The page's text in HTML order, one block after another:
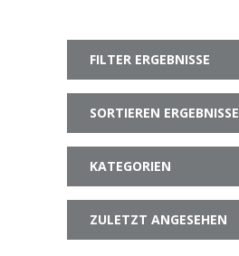
FILTER ERGEBNISSE
SORTIEREN ERGEBNISSE
KATEGORIEN
ZULETZT ANGESEHEN